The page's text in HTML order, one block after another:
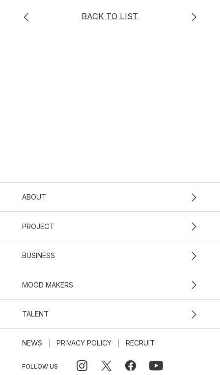
BACK TO LIST
ABOUT
PROJECT
BUSINESS
MOOD MAKERS
TALENT
NEWS PRIVACY POLICY RECRUIT
FOLLOW US